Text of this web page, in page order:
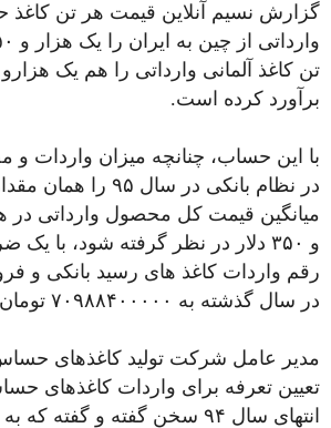
گزارش نسیم آنلاین قیمت هر تن
برآورد کرده است.
با این حساب، چنانچه میزان
میانگین قیمت کل محصول وارداتی در
و ۳۵۰ دلار در نظر گرفته شود، با
رقم واردات کاغذ های رسید بانکی و
در سال گذشته به ۷۰۹۸۸۴۰۰۰۰۰ تومان رسیده است.
مدیر عامل شرکت تولید کاغذهای حساس
تعیین تعرفه برای واردات کاغذهای
انتهای سال ۹۴ سخن گفته و گفته